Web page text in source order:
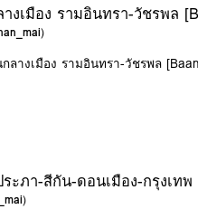
เมือง รามอินทรา-วัชรพล
)
างเมือง รามอินทรา-วัชรพล
ะภา-สีกัน-ดอนเมือง-กรุงเทพ
)